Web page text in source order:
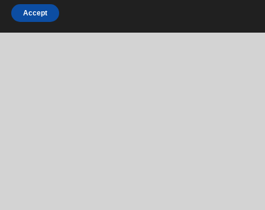
Accept